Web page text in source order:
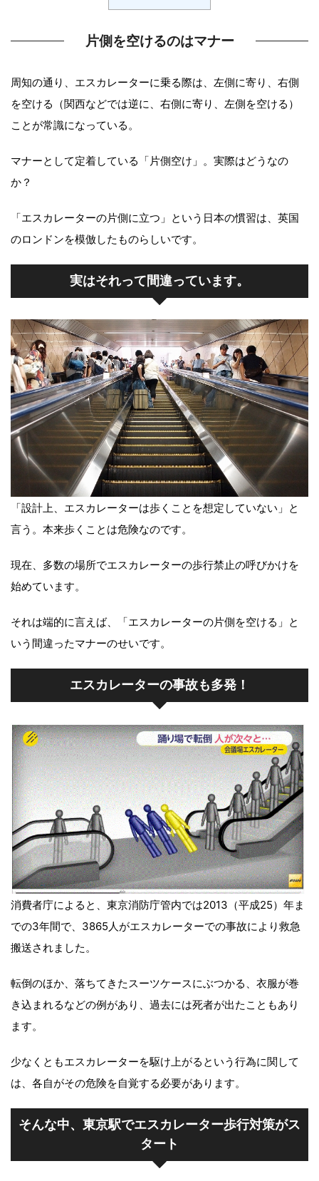
片側を空けるのはマナー
周知の通り、エスカレーターに乗る際は、左側に寄り、右側
を空ける（関西などでは逆に、右側に寄り、左側を空ける）
ことが常識になっている。
マナーとして定着している「片側空け」。実際はどうなの
か？
「エスカレーターの片側に立つ」という日本の慣習は、英国
のロンドンを模倣したものらしいです。
実はそれって間違っています。
「設計上、エスカレーターは歩くことを想定していない」と
言う。本来歩くことは危険なのです。
現在、多数の場所でエスカレーターの歩行禁止の呼びかけを
始めています。
それは端的に言えば、「エスカレーターの片側を空ける」と
いう間違ったマナーのせいです。
エスカレーターの事故も多発！
消費者庁によると、東京消防庁管内では2013（平成25）年ま
での3年間で、3865人がエスカレーターでの事故により救急
搬送されました。
転倒のほか、落ちてきたスーツケースにぶつかる、衣服が巻
き込まれるなどの例があり、過去には死者が出たこともあり
ます。
少なくともエスカレーターを駆け上がるという行為に関して
は、各自がその危険を自覚する必要があります。
そんな中、東京駅でエスカレーター歩行対策がス
タート